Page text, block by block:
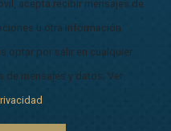
acepta recibir mensajes de
u otra información
optar por salir en cualquier
de mensajes y datos. Ver